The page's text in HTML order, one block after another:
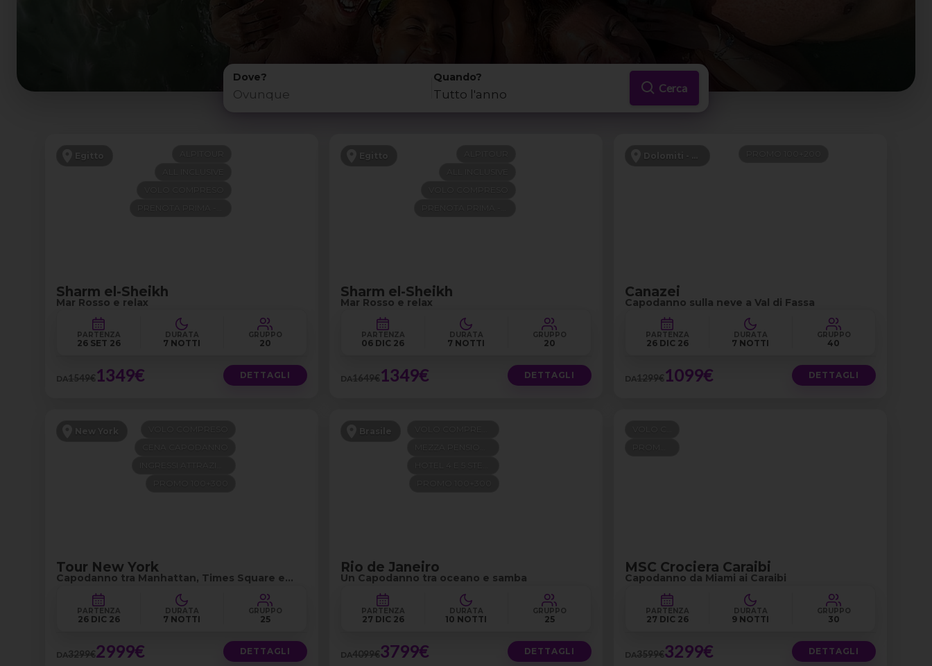
Dove? Quando?
Tutto l'anno Cerca
Egitto
Sharm el-Sheikh
Mar Rosso e relax
PARTENZA
26 SET 26
DURATA
7 NOTTI
GRUPPO
20
DA1549€1349€ DETTAGLI
Egitto
Sharm el-Sheikh
Mar Rosso e relax
PARTENZA
06 DIC 26
DURATA
7 NOTTI
GRUPPO
20
DA1649€1349€ DETTAGLI
Dolomiti - Canazei
Canazei
Capodanno sulla neve a Val di Fassa
PARTENZA
26 DIC 26
DURATA
7 NOTTI
GRUPPO
40
DA1299€1099€ DETTAGLI
New York
Tour New York
Capodanno tra Manhattan, Times Square e
PARTENZA
26 DIC 26
DURATA
7 NOTTI
GRUPPO
25
DA3299€2999€ DETTAGLI
Brasile
Rio de Janeiro
Un Capodanno tra oceano e samba
PARTENZA
27 DIC 26
DURATA
10 NOTTI
GRUPPO
25
DA4099€3799€ DETTAGLI
MSC Crociera Caraibi
Capodanno da Miami ai Caraibi
PARTENZA
27 DIC 26
DURATA
9 NOTTI
GRUPPO
30
DA3599€3299€ DETTAGLI